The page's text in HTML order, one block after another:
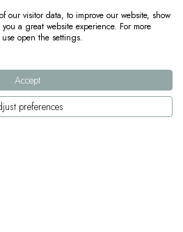
our visitor data, to improve our website, show
a great website experience. For more
open the settings.
Accept
preferences